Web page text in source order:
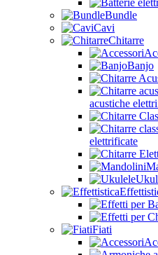
Bundle
Cavi
Chitarre
Banjo
acustiche
elettrificate
Fiati